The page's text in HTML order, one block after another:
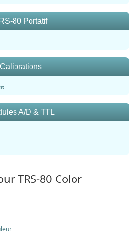
80 Portatif
Calibrations
A/D & TTL
TRS-80 Color